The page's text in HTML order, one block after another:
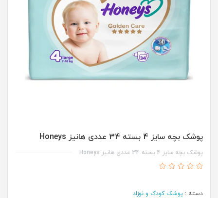
پوشک بچه سایز 4 بسته 34 عددی هانیز Honeys
پوشک بچه سایز 4 بسته 34 عددی هانیز Honeys
دسته : پوشک کودک و نوزاد